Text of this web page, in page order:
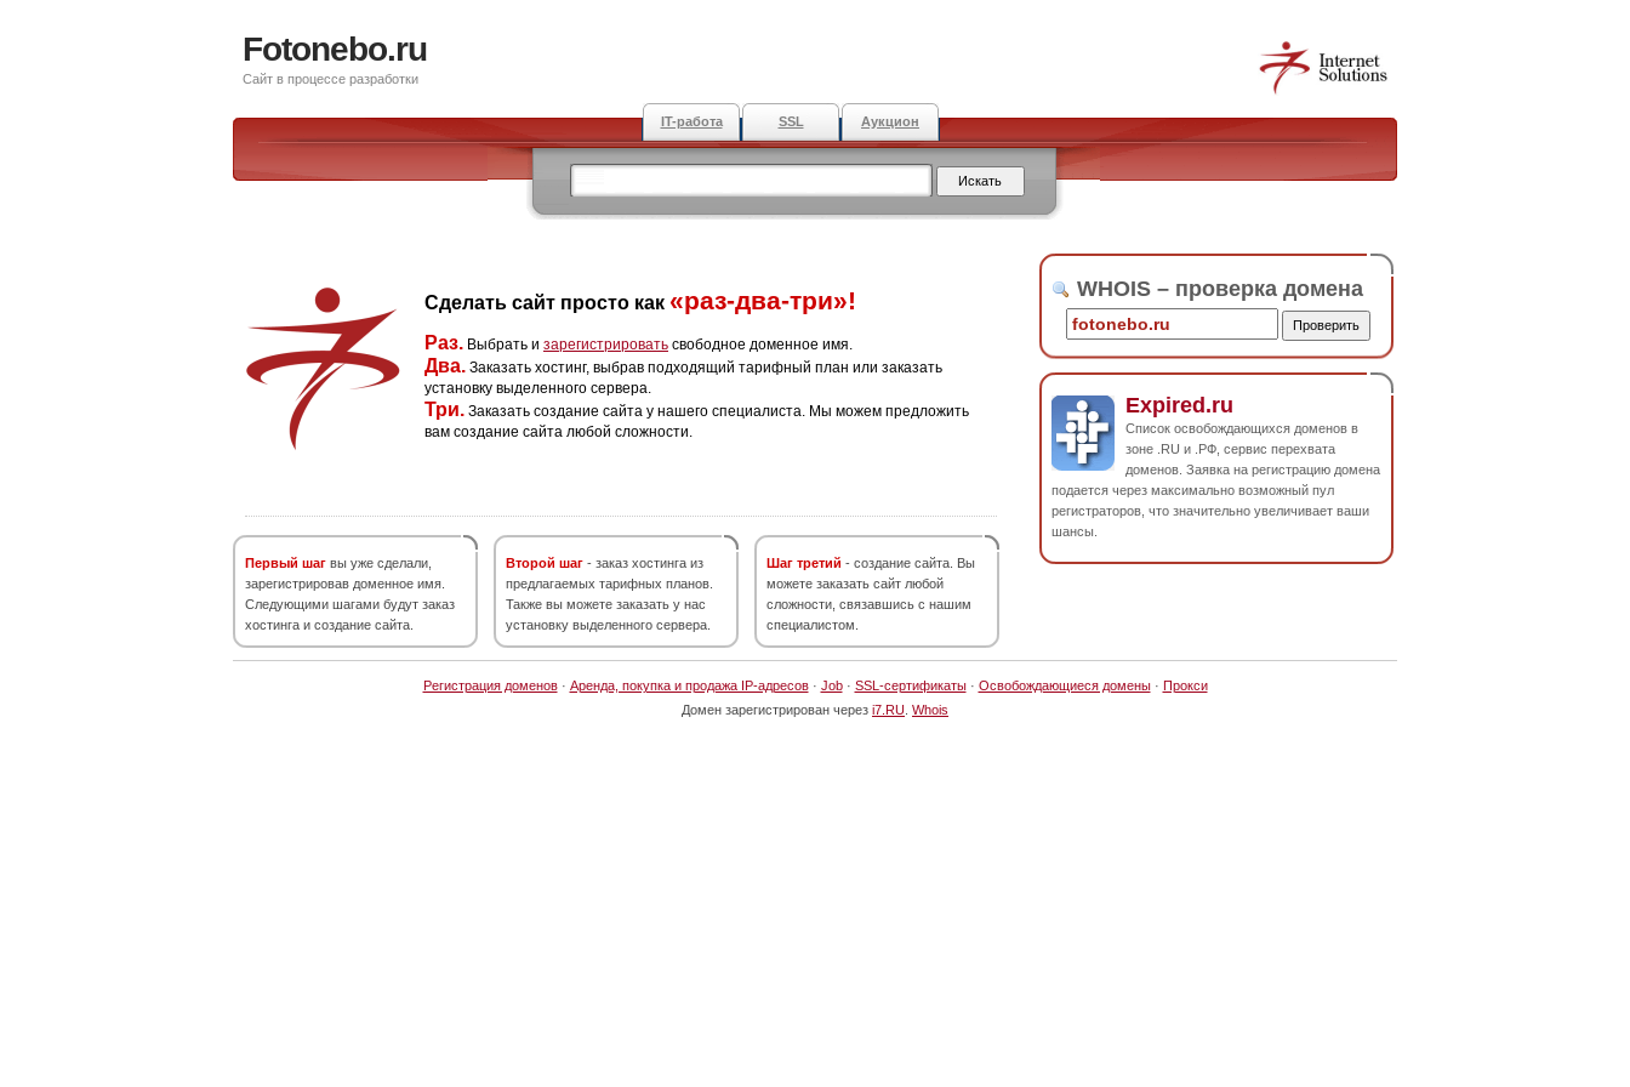
Fotonebo.ru
Сайт в процессе разработки
IT-работа SSL Аукцион
Сделать сайт просто как «раз-два-три»!
Раз. Выбрать и зарегистрировать свободное доменное имя.
Два. Заказать хостинг, выбрав подходящий тарифный план или заказать
установку выделенного сервера.
Три. Заказать создание сайта у нашего специалиста. Мы можем предложить
вам создание сайта любой сложности.
Первый шаг вы уже сделали,
зарегистрировав доменное имя.
Следующими шагами будут заказ
хостинга и создание сайта.
Второй шаг - заказ хостинга из
предлагаемых тарифных планов.
Также вы можете заказать у нас
установку выделенного сервера.
Шаг третий - создание сайта. Вы
можете заказать сайт любой
сложности, связавшись с нашим
специалистом.
WHOIS – проверка домена
Expired.ru
Список освобождающихся доменов в
зоне .RU и .РФ, сервис перехвата
доменов. Заявка на регистрацию домена
подается через максимально возможный пул
регистраторов, что значительно увеличивает ваши
шансы.
Регистрация доменов· Аренда, покупка и продажа IP-адресов· Job· SSL-сертификаты· Освобождающиеся домены· Прокси
Домен зарегистрирован через i7.RU Whois